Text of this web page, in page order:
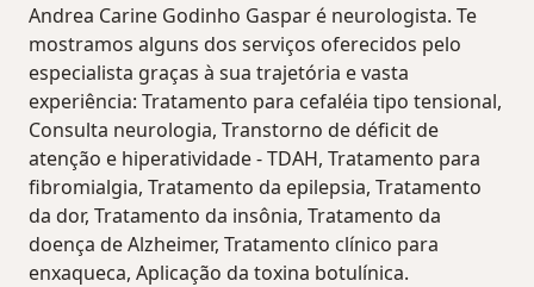
Andrea Carine Godinho Gaspar é neurologista. Te
mostramos alguns dos serviços oferecidos pelo
especialista graças à sua trajetória e vasta
experiência: Tratamento para cefaléia tipo tensional,
Consulta neurologia, Transtorno de déficit de
atenção e hiperatividade - TDAH, Tratamento para
fibromialgia, Tratamento da epilepsia, Tratamento
da dor, Tratamento da insônia, Tratamento da
doença de Alzheimer, Tratamento clínico para
enxaqueca, Aplicação da toxina botulínica.